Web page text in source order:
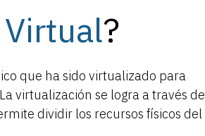
?
que ha sido virtualizado para
virtualización se logra a través de
dividir los recursos físicos del